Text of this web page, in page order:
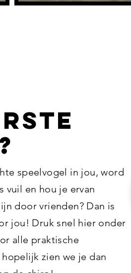
speelvogel in jou, word
vuil en hou je ervan
door vrienden? Dan is
jou! Druk snel hier onder
alle praktische
zien we je dan